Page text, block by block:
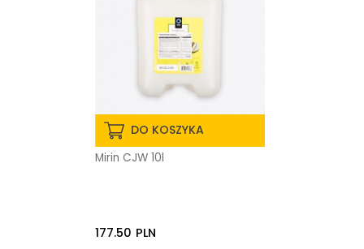
DO KOSZYKA
Mirin CJW 10l
177.50 PLN